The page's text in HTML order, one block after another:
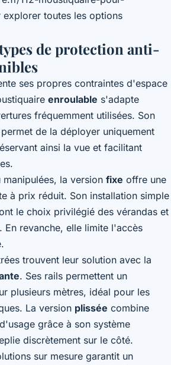
explorer toutes les options
de protection anti-
ses propres contraintes d'espace
enroulable s'adapte
fréquemment utilisées. Son
de la déployer uniquement
ainsi la vue et facilitant
la version fixe offre une
à prix réduit. Son installation simple
le choix privilégié des vérandas et
En revanche, elle limite l'accès
trouvent leur solution avec la
. Ses rails permettent un
plusieurs mètres, idéal pour les
La version plissée combine
grâce à son système
discrètement sur le côté.
sur mesure garantit un